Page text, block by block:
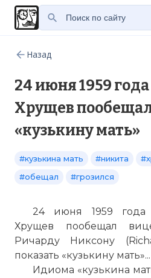
Назад
24 июня 1959
Хрущев
«кузькину мать»
#кузькина мать #никита
#обещал
#грозился
24 июня 1959
Хрущев пообещал
Ричарду Никсону
показать «кузькину мать»...
Идиома «кузькина